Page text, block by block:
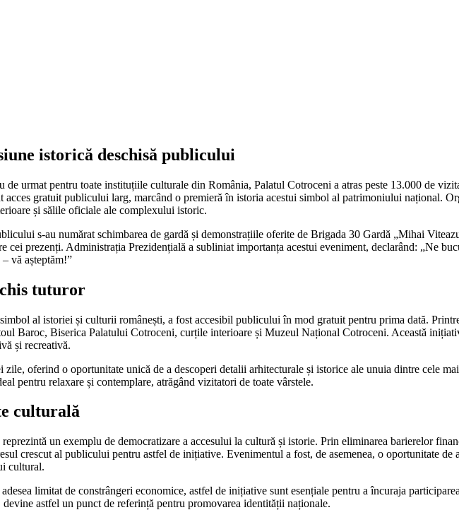
istorică deschisă publicului
de urmat pentru toate instituțiile culturale din România, Palatul Cotroceni a atras peste 13.000 de
acces gratuit publicului larg, marcând o premieră în istoria acestui simbol al patrimoniului național.
și sălile oficiale ale complexului istoric.
s-au numărat schimbarea de gardă și demonstrațiile oferite de Brigada 30 Gardă „Mihai
cei prezenți. Administrația Prezidențială a subliniat importanța acestui eveniment, declarând: „Ne
vă așteptăm!”
tuturor
al istoriei și culturii românești, a fost accesibil publicului în mod gratuit pentru prima dată.
Baroc, Biserica Palatului Cotroceni, curțile interioare și Muzeul Național Cotroceni. Această
și recreativă.
zile, oferind o oportunitate unică de a descoperi detalii arhitecturale și istorice ale unuia dintre cele
pentru relaxare și contemplare, atrăgând vizitatori de toate vârstele.
culturală
un exemplu de democratizare a accesului la cultură și istorie. Prin eliminarea barierelor
crescut al publicului pentru astfel de inițiative. Evenimentul a fost, de asemenea, o oportunitate
cultural.
limitat de constrângeri economice, astfel de inițiative sunt esențiale pentru a încuraja
astfel un punct de referință pentru promovarea identității naționale.